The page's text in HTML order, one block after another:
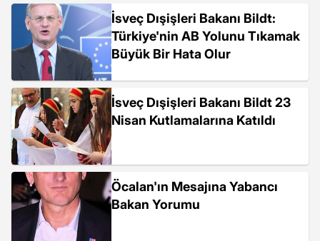
İsveç Dışişleri Bakanı Bildt:
Türkiye'nin AB Yolunu Tıkamak
Büyük Bir Hata Olur
İsveç Dışişleri Bakanı Bildt 23
Nisan Kutlamalarına Katıldı
Öcalan'ın Mesajına Yabancı
Bakan Yorumu